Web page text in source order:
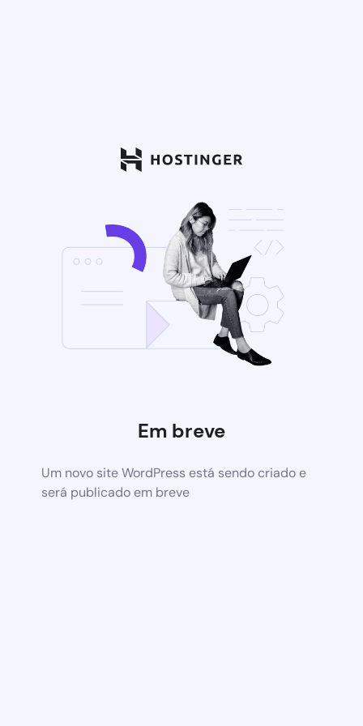
Em breve
Um novo site WordPress está sendo criado e
será publicado em breve